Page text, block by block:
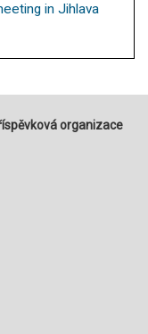
in Jihlava
organizace